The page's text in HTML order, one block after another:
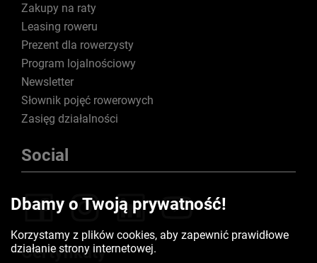
Zakupy na raty
Leasing roweru
Prezent dla rowerzysty
Program lojalnościowy
Newsletter
Słownik pojęć rowerowych
Zasięg działalności
Social
Certyfikaty
Dbamy o Twoją prywatność!
Korzystamy z plików cookies, aby zapewnić prawidłowe
działanie strony internetowej.